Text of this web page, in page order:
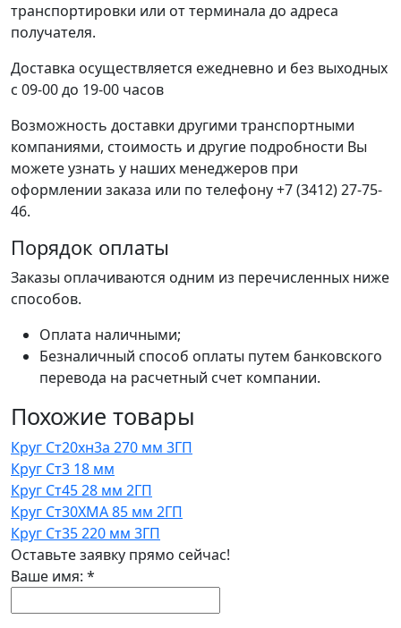
транспортировки или от терминала до адреса
получателя.
Доставка осуществляется ежедневно и без выходных
с 09-00 до 19-00 часов
Возможность доставки другими транспортными
компаниями, стоимость и другие подробности Вы
можете узнать у наших менеджеров при
оформлении заказа или по телефону +7 (3412) 27-75-
46.
Порядок оплаты
Заказы оплачиваются одним из перечисленных ниже
способов.
Оплата наличными;
Безналичный способ оплаты путем банковского
перевода на расчетный счет компании.
Похожие товары
Круг Ст20хн3а 270 мм 3ГП
Круг Ст3 18 мм
Круг Ст45 28 мм 2ГП
Круг Ст30ХМА 85 мм 2ГП
Круг Ст35 220 мм 3ГП
Оставьте заявку прямо сейчас!
Ваше имя: *